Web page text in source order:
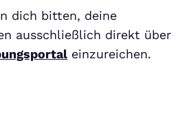
dich bitten, deine
ausschließlich direkt über
einzureichen.